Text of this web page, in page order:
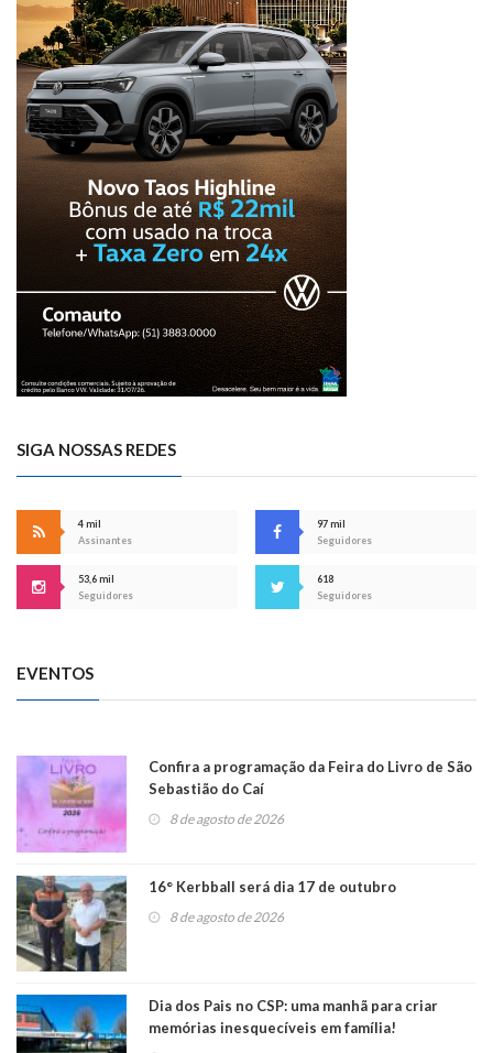
SIGA NOSSAS REDES
4 mil
Assinantes
97 mil
Seguidores
53,6 mil
Seguidores
618
Seguidores
EVENTOS
Confira a programação da Feira do Livro de São
Sebastião do Caí
8 de agosto de 2026
16° Kerbball será dia 17 de outubro
8 de agosto de 2026
Dia dos Pais no CSP: uma manhã para criar
memórias inesquecíveis em família!